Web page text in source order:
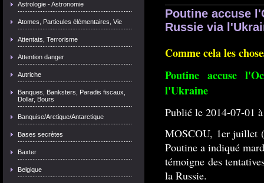
Astrologie - Astronomie
Atomes, Particules élémentaires, Vie
Attentats, Terrorisme
Attention danger
Autriche
Banques, Banksters, Paradis fiscaux,
Dollar, Bours
Banquise/Arctique/Antarctique
Bases secrètes
Baxter
Belgique
Poutine accuse
Russie via
Comme cela les
Poutine accuse
l'Ukraine
Publié le 2014-07-01
MOSCOU, 1er juillet
Poutine a indiqué
témoigne des
la Russie.